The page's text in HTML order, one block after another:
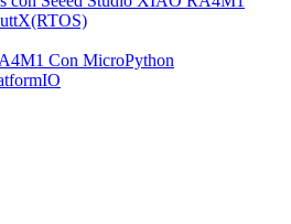
Con MicroPython